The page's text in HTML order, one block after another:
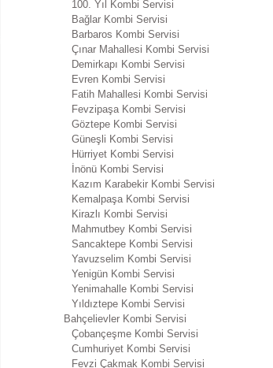
100. Yıl Kombi Servisi
Bağlar Kombi Servisi
Barbaros Kombi Servisi
Çınar Mahallesi Kombi Servisi
Demirkapı Kombi Servisi
Evren Kombi Servisi
Fatih Mahallesi Kombi Servisi
Fevzipaşa Kombi Servisi
Göztepe Kombi Servisi
Güneşli Kombi Servisi
Hürriyet Kombi Servisi
İnönü Kombi Servisi
Kazım Karabekir Kombi Servisi
Kemalpaşa Kombi Servisi
Kirazlı Kombi Servisi
Mahmutbey Kombi Servisi
Sancaktepe Kombi Servisi
Yavuzselim Kombi Servisi
Yenigün Kombi Servisi
Yenimahalle Kombi Servisi
Yıldıztepe Kombi Servisi
Bahçelievler Kombi Servisi
Çobançeşme Kombi Servisi
Cumhuriyet Kombi Servisi
Fevzi Çakmak Kombi Servisi